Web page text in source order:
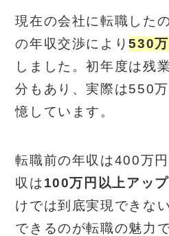
現在の会社に転職した
の年収交渉により530
しました。初年度は残
分もあり、実際は550
憶しています。
転職前の年収は400万
収は100万円以上アップ
けでは到底実現できな
できるのが転職の魅力で